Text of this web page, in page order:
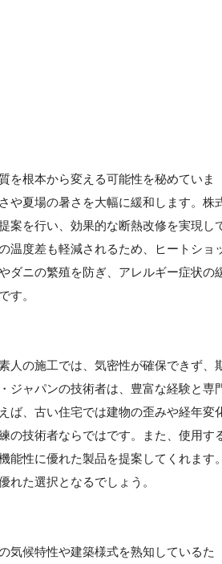
を根本から変える可能性を秘めていま
や夏場の暑さを大幅に緩和します。株
案を行い、効果的な断熱改修を実現し
温度差も軽減されるため、ヒートショ
ダニの繁殖を防ぎ、アレルギー症状の
す。
人の施工では、気密性が確保できず、
ジャパンの技術者は、豊富な経験と専
ば、古い住宅では建物の歪みや経年変
の技術者ならではです。また、使用す
性に優れた製品を提案してくれます。
れた選択となるでしょう。
気候特性や建築様式を熟知しているた